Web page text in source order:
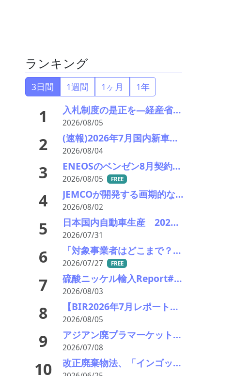
ランキング
3日間 1週間 1ヶ月 1年
1 入札制度の是正を—経産省・環境省が指定PETボトル資源循環で検討会
2026/08/05
2 (速報)2026年7月国内新車販売 41万7千台 前年同月比7%増加 4か月連続プラス
2026/08/04
3 ENEOSのベンゼン8月契約価格、供給タイトで前月比+145＄／MT
2026/08/05 FREE
4 JEMCOが開発する画期的な電炉ダスト（EAFD）処理技術
2026/08/02
5 日本国内自動車生産 2026年6月生産台数 73万7千台 前年同月比6.8%増加
2026/07/31
6 「対象事業者はどこまで？」、残り２年半で細部の詰め急ぐ――環境省、第１回スクラップヤード環境対策技術検討会
2026/07/27 FREE
7 硫酸ニッケル輸入Report#90 2026年中盤輸入回復の兆し
2026/08/03
8 【BIR2026年7月レポート】物流コスト増がリサイクル市場に影響
2026/08/05
9 アジアン廃プラマーケットレポート2026年7月 〜需要低迷とバージン樹脂の下落がもたらすバリューチェーンの圧迫〜
2026/07/08
10 改正廃棄物法、「インゴットメーカーのヤードも対象になるの!?」――施行まで２年半以内 許可対象ヤードはどこまで